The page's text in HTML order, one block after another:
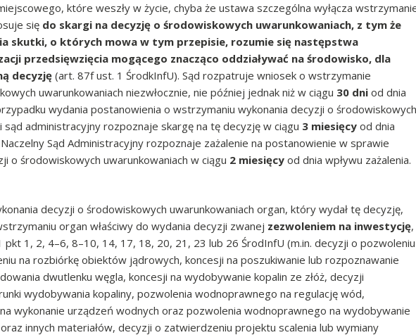
które weszły w życie, chyba że ustawa szczególna wyłącza
się do skargi na decyzję o środowiskowych uwarunkowaniach, z tym że
skutki, o których mowa w tym przepisie, rozumie się następstwa
przedsięwzięcia mogącego znacząco oddziaływać na środowisko, dla
decyzję (art. 87f ust. 1 ŚrodkInfU). Sąd rozpatruje wniosek o wstrzymanie
uwarunkowaniach niezwłocznie, nie później jednak niż w ciągu 30 dni od dnia
wydania postanowienia o wstrzymaniu wykonania decyzji o środowiskowych
administracyjny rozpoznaje skargę na tę decyzję w ciągu 3 miesięcy od dnia
Sąd Administracyjny rozpoznaje zażalenie na postanowienie w sprawie
o środowiskowych uwarunkowaniach w ciągu 2 miesięcy od dnia wpływu zażalenia.
decyzji o środowiskowych uwarunkowaniach organ, który wydał tę decyzję,
organ właściwy do wydania decyzji zwanej zezwoleniem na inwestycję,
1, 2, 4–6, 8–10, 14, 17, 18, 20, 21, 23 lub 26 ŚrodInfU (m.in. decyzji o pozwoleniu
na rozbiórkę obiektów jądrowych, koncesji na poszukiwanie lub rozpoznawanie
dwutlenku węgla, koncesji na wydobywanie kopalin ze złóż, decyzji
wydobywania kopaliny, pozwolenia wodnoprawnego na regulację wód,
wykonanie urządzeń wodnych oraz pozwolenia wodnoprawnego na wydobywanie
innych materiałów, decyzji o zatwierdzeniu projektu scalenia lub wymiany